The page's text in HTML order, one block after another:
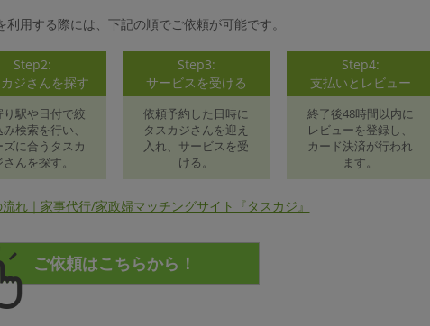
利用する際には、下記の順でご依頼が可能です。
Step2:
ジさんを探す
り駅や日付で絞
み検索を行い、
ズに合うタスカ
さんを探す。
Step3:
サービスを受ける
依頼予約した日時に
タスカジさんを迎え
入れ、サービスを受
ける。
Step4:
支払いとレビュー
終了後48時間以内に
レビューを登録し、
カード決済が行われ
ます。
流れ｜家事代行/家政婦マッチングサイト『タスカジ』